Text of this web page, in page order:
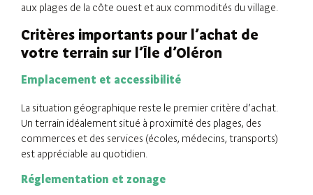
aux plages de la côte ouest et aux commodités du village.
Critères importants pour l’achat de
votre terrain sur l’Île d’Oléron
Emplacement et accessibilité
La situation géographique reste le premier critère d’achat.
Un terrain idéalement situé à proximité des plages, des
commerces et des services (écoles, médecins, transports)
est appréciable au quotidien.
Réglementation et zonage